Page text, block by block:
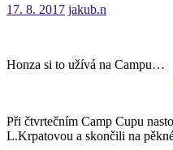
17. 8. 2017 jakub.n
Honza si to užívá na Campu…
Při čtvrtečním Camp Cupu
L.Krpatovou a skončili na